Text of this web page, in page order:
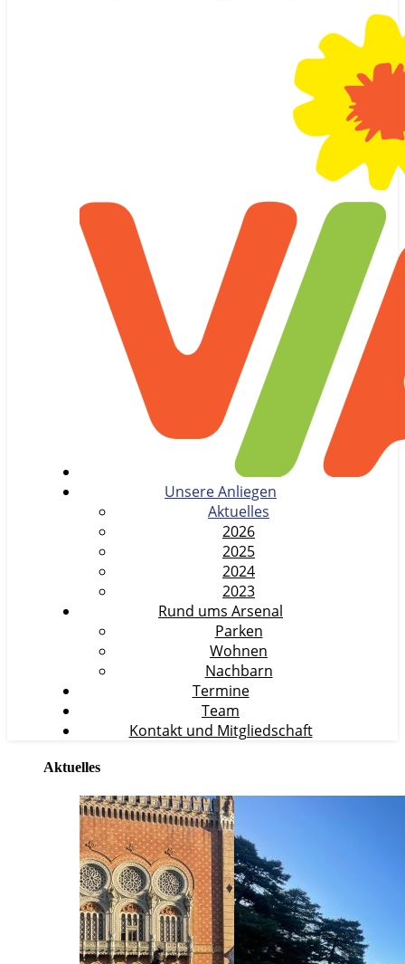
Unsere Anliegen
Aktuelles
2026
2025
2024
2023
Rund ums Arsenal
Parken
Wohnen
Nachbarn
Termine
Team
Kontakt und Mitgliedschaft
Aktuelles